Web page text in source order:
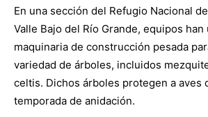
En una sección del Refugio Nacional
Valle Bajo del Río Grande, equipos
maquinaria de construcción pesada
variedad de árboles, incluidos
celtis. Dichos árboles protegen a aves
temporada de anidación.